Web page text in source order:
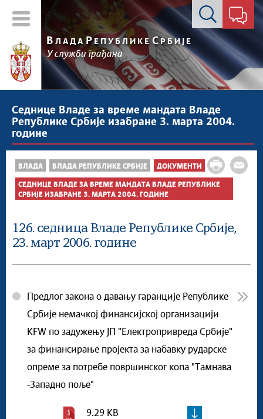
Контакт форма
В ЛАДА РЕПУБЛИКЕ СРБИЈЕ
У служби грађана
Седнице Владе за време мандата Владе
Републике Србије изабране 3. марта 2004.
године
ВЛАДА ВЛАДА РЕПУБЛИКЕ СРБИЈЕ ДОКУМЕНТИ
СЕДНИЦЕ ВЛАДЕ ЗА ВРЕМЕ МАНДАТА ВЛАДЕ РЕПУБЛИКЕ
СРБИЈЕ ИЗАБРАНЕ 3. МАРТА 2004. ГОДИНЕ
126. седница Владе Републике Србије,
23. март 2006. године
Предлог закона о давању гаранције Републике
Србије немачкој финансијској организацији
KFW по задужењу ЈП "Електропривреда Србије"
за финансирање пројекта за набавку рударске
опреме за потребе површинског копа "Тамнава
-Западно поље"
9.29 KB